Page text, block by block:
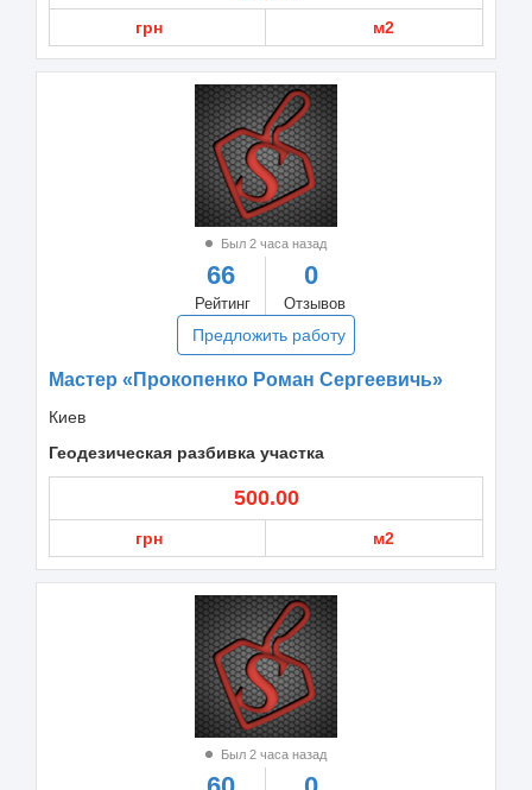
грн м2
Был 2 часа назад
66
Рейтинг
0
Отзывов
Предложить работу
Мастер «Прокопенко Роман Сергеевичь»
Киев
Геодезическая разбивка участка
500.00
грн м2
Был 2 часа назад